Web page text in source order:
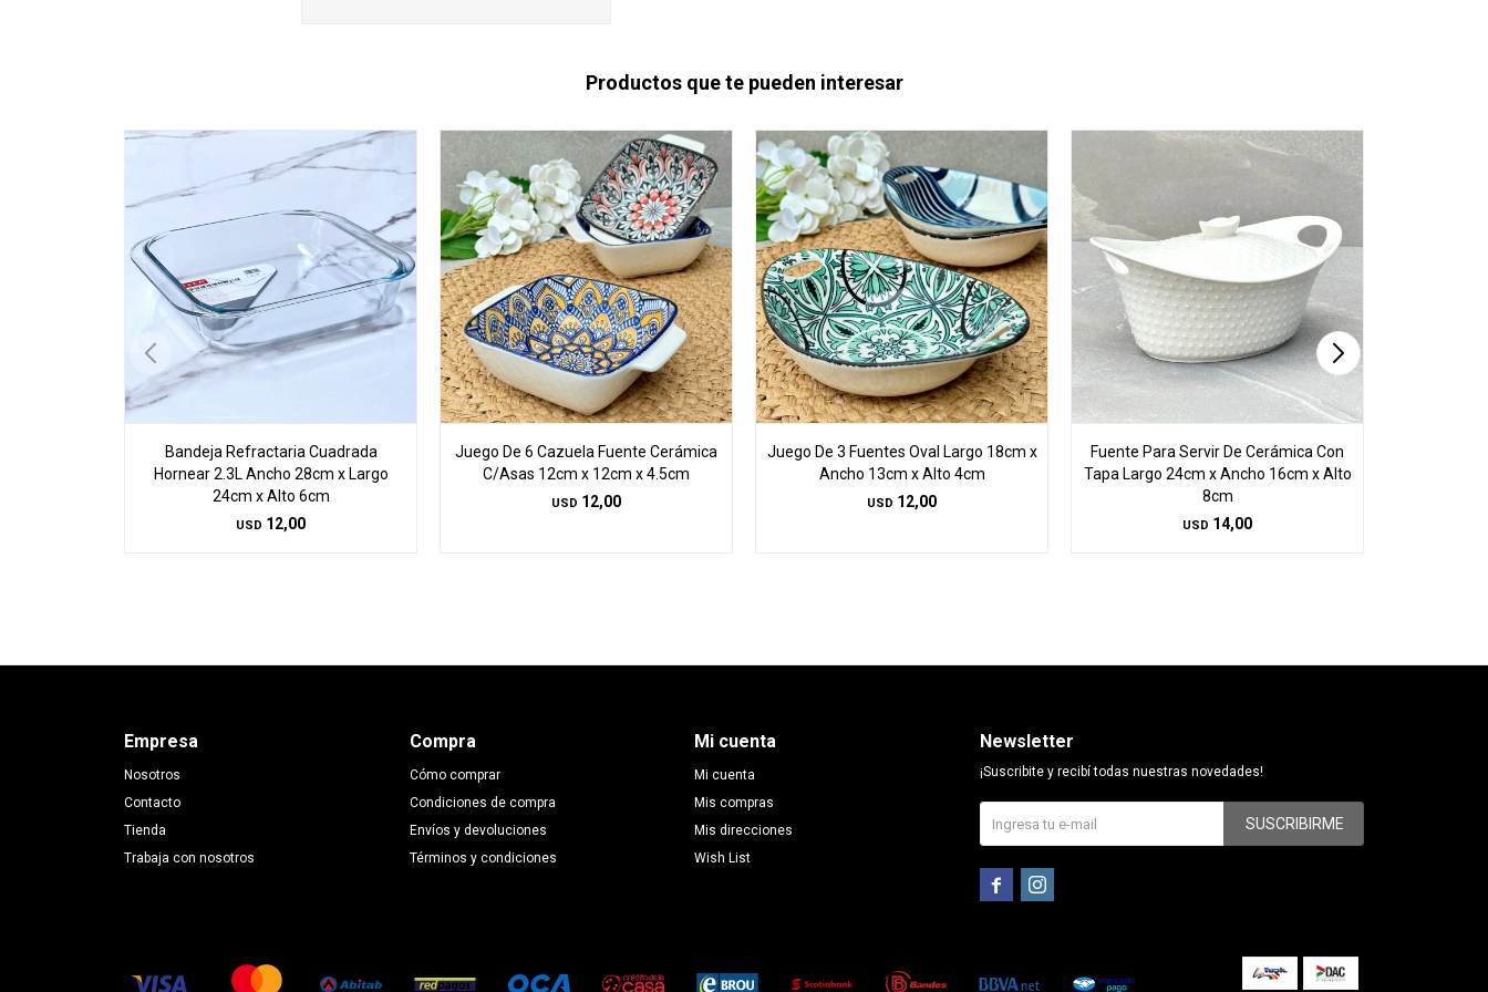
Productos que te pueden interesar
Bandeja Refractaria Cuadrada
Hornear 2.3L Ancho 28cm x Largo
24cm x Alto 6cm
USD 12,00
Juego De 6 Cazuela Fuente Cerámica
C/Asas 12cm x 12cm x 4.5cm
USD 12,00
Juego De 3 Fuentes Oval Largo 18cm x
Ancho 13cm x Alto 4cm
USD 12,00
Fuente Para Servir De Cerámica Con
Tapa Largo 24cm x Ancho 16cm x Alto
8cm
USD 14,00
Empresa
Nosotros
Contacto
Tienda
Trabaja con nosotros
Compra
Cómo comprar
Condiciones de compra
Envíos y devoluciones
Términos y condiciones
Mi cuenta
Mi cuenta
Mis compras
Mis direcciones
Wish List
Newsletter
¡Suscribite y recibí todas nuestras novedades!
SUSCRIBIRME
 